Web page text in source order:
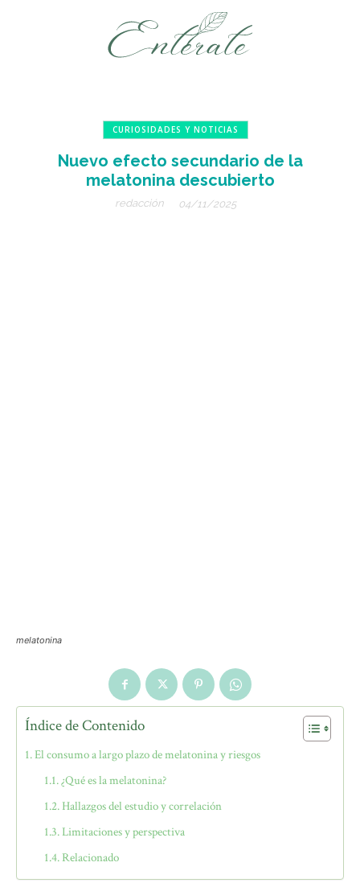
CURIOSIDADES Y NOTICIAS
Nuevo efecto secundario de la
melatonina descubierto
redacción 04/11/2025
melatonina
Índice de Contenido
El consumo a largo plazo de melatonina y riesgos
¿Qué es la melatonina?
Hallazgos del estudio y correlación
Limitaciones y perspectiva
Relacionado